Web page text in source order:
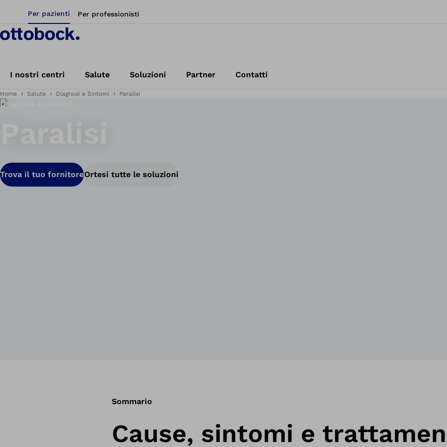
Per pazienti Per professionisti
I nostri centri Salute Soluzioni Partner Contatti
Home Salute Diagnosi e Sintomi Paralisi
Diagnosi e sintomi
Trova il tuo fornitoreOrtesi tutte le soluzioni
Sommario
Cause, sintomi e